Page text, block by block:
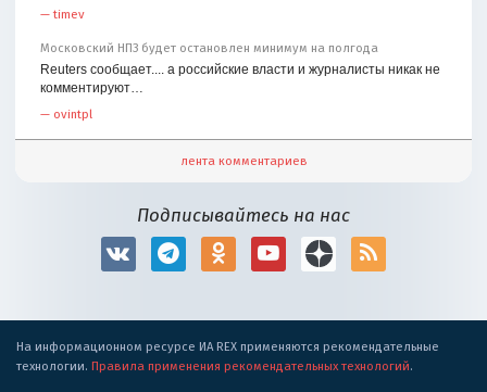
—timev
Московский НПЗ будет остановлен минимум на полгода
Reuters сообщает.... а российские власти и журналисты никак не
комментируют…
— ovintpl
лента комментариев
Подписывайтесь на нас
На информационном ресурсе ИА REX применяются рекомендательные
технологии. Правила применения рекомендательных технологий.